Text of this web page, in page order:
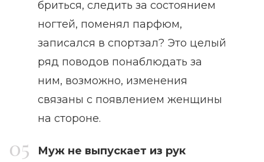
бриться, следить за состоянием
ногтей, поменял парфюм,
записался в спортзал? Это целый
ряд поводов понаблюдать за
ним, возможно, изменения
связаны с появлением женщины
на стороне.
Муж не выпускает из рук